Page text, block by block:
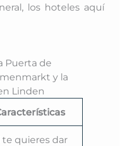
los hoteles aquí
Puerta de
y la
Linden
te quieres dar